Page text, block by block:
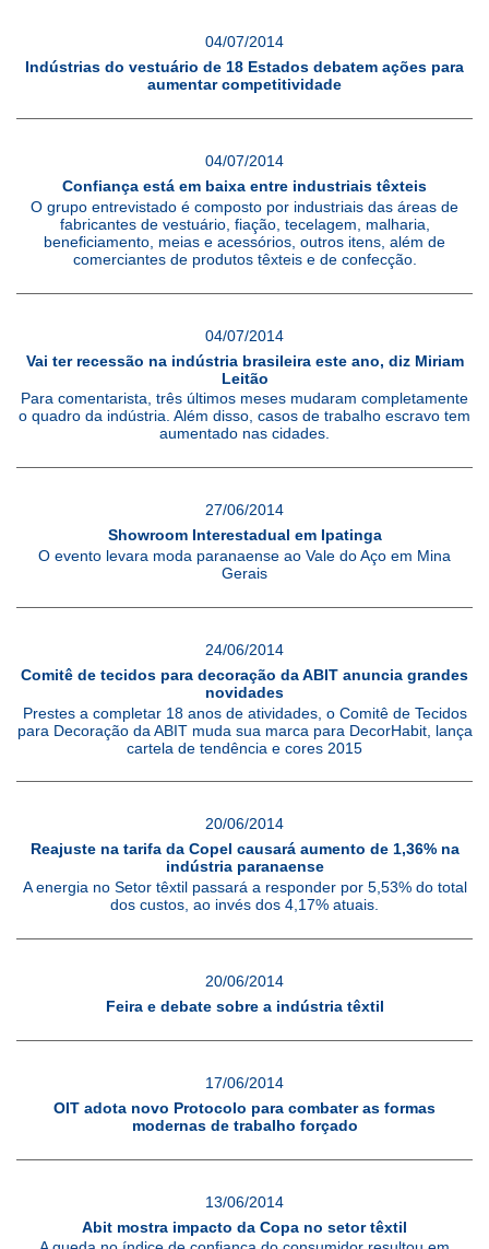
04/07/2014
Indústrias do vestuário de 18 Estados debatem ações para
aumentar competitividade
04/07/2014
Confiança está em baixa entre industriais têxteis
O grupo entrevistado é composto por industriais das áreas de
fabricantes de vestuário, fiação, tecelagem, malharia,
beneficiamento, meias e acessórios, outros itens, além de
comerciantes de produtos têxteis e de confecção.
04/07/2014
Vai ter recessão na indústria brasileira este ano, diz Miriam
Leitão
Para comentarista, três últimos meses mudaram completamente
o quadro da indústria. Além disso, casos de trabalho escravo tem
aumentado nas cidades.
27/06/2014
Showroom Interestadual em Ipatinga
O evento levara moda paranaense ao Vale do Aço em Mina
Gerais
24/06/2014
Comitê de tecidos para decoração da ABIT anuncia grandes
novidades
Prestes a completar 18 anos de atividades, o Comitê de Tecidos
para Decoração da ABIT muda sua marca para DecorHabit, lança
cartela de tendência e cores 2015
20/06/2014
Reajuste na tarifa da Copel causará aumento de 1,36% na
indústria paranaense
A energia no Setor têxtil passará a responder por 5,53% do total
dos custos, ao invés dos 4,17% atuais.
20/06/2014
Feira e debate sobre a indústria têxtil
17/06/2014
OIT adota novo Protocolo para combater as formas
modernas de trabalho forçado
13/06/2014
Abit mostra impacto da Copa no setor têxtil